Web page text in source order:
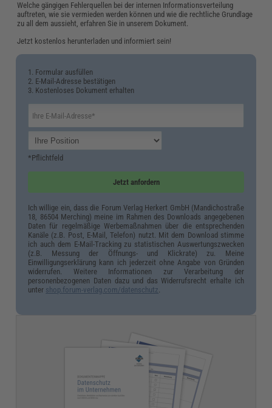
Welche gängigen Fehlerquellen bei der internen Informationsverteilung
auftreten, wie sie vermieden werden können und wie die rechtliche Grundlage
zu all dem aussieht, erfahren Sie in unserem Dokument.
Jetzt kostenlos herunterladen und informiert sein!
1. Formular ausfüllen
2. E-Mail-Adresse bestätigen
3. Kostenloses Dokument erhalten
*Pflichtfeld
Jetzt anfordern
Ich willige ein, dass die Forum Verlag Herkert GmbH (Mandichostraße
18, 86504 Merching) meine im Rahmen des Downloads angegebenen
Daten für regelmäßige Werbemaßnahmen über die entsprechenden
Kanäle (z.B. Post, E-Mail, Telefon) nutzt. Mit dem Download stimme
ich auch dem E-Mail-Tracking zu statistischen Auswertungszwecken
(z.B. Messung der Öffnungs- und Klickrate) zu. Meine
Einwilligungserklärung kann ich jederzeit ohne Angabe von Gründen
widerrufen. Weitere Informationen zur Verarbeitung der
personenbezogenen Daten dazu und das Widerrufsrecht erhalte ich
unter shop.forum-verlag.com/datenschutz.